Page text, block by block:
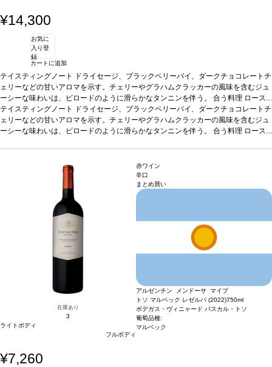
¥14,300
お気に
入り登
録
カートに追加
テイスティングノート
ドライセージ、ブラックベリーパイ、ダークチョコレートチ
ェリーなどの甘いアロマを示す。チェリーやグラハムクラッカーの風味を含むジュ
ーシーな味わいは、ビロードのように滑らかなタンニンを伴う。 合う料理 ロース
ト肉、シチュー、グリルした野菜葡萄品種90% ジンファンデル、10% プティ・シ
ラーサスティナブル認証IWCA／CWSA認証*本ヴィンテージが在庫切れの場合、
在庫があり価格が同様の場合は自動的に次のヴィンテージに変更されますのでご了
テイスティングノート
ドライセージ、ブラックベリーパイ、ダークチョコレートチ
ェリーなどの甘いアロマを示す。チェリーやグラハムクラッカーの風味を含むジュ
ーシーな味わいは、ビロードのように滑らかなタンニンを伴う。 合う料理 ロース
在庫があり価格が同様の場合は自動的に次のヴィンテージに変更されますのでご了
在庫あり
3
ライトボディ
フルボディ
赤ワイン
辛口
まとめ買い
アルゼンチン メンドーサ マイプ
トソ マルベック レゼルバ (2022)750ml
ボデガス・ヴィニャード パスカル・トソ
葡萄品種:
マルベック
¥7,260